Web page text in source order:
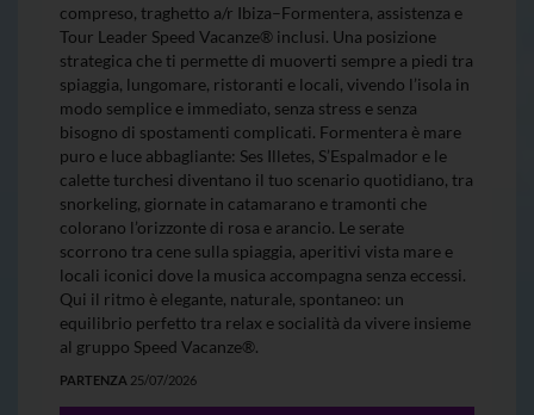
compreso, traghetto a/r Ibiza–Formentera, assistenza e
Tour Leader Speed Vacanze® inclusi. Una posizione
strategica che ti permette di muoverti sempre a piedi tra
spiaggia, lungomare, ristoranti e locali, vivendo l’isola in
modo semplice e immediato, senza stress e senza
bisogno di spostamenti complicati. Formentera è mare
puro e luce abbagliante: Ses Illetes, S’Espalmador e le
calette turchesi diventano il tuo scenario quotidiano, tra
snorkeling, giornate in catamarano e tramonti che
colorano l’orizzonte di rosa e arancio. Le serate
scorrono tra cene sulla spiaggia, aperitivi vista mare e
locali iconici dove la musica accompagna senza eccessi.
Qui il ritmo è elegante, naturale, spontaneo: un
equilibrio perfetto tra relax e socialità da vivere insieme
al gruppo Speed Vacanze®.
PARTENZA 25/07/2026